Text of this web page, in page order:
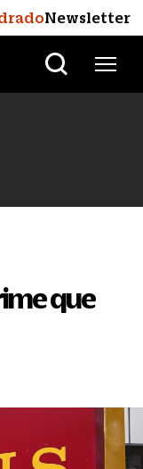
Newsletter
que